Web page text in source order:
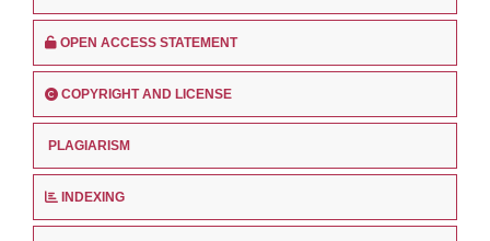
OPEN ACCESS STATEMENT
COPYRIGHT AND LICENSE
PLAGIARISM
INDEXING